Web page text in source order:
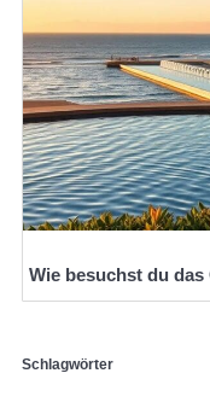
Wie besuchst du
Schlagwörter